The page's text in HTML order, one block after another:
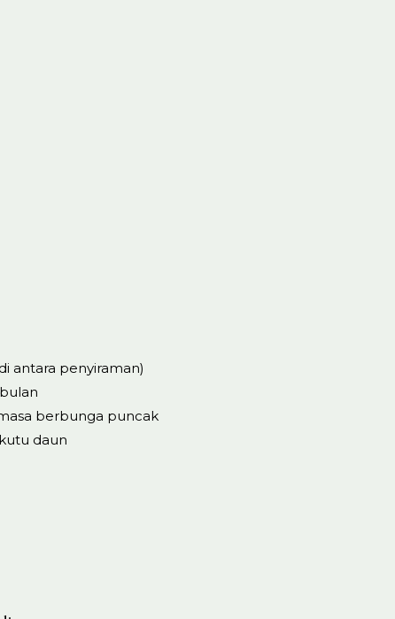
antara penyiraman)
berbunga puncak
daun